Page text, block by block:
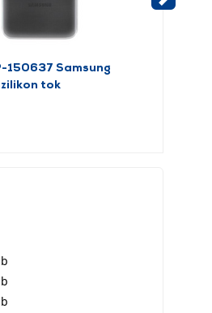
150637 Samsung
tok